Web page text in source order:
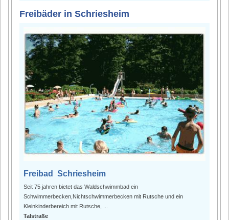
Freibäder in Schriesheim
Freibad Schriesheim
Seit 75 jahren bietet das Waldschwimmbad ein
Schwimmerbecken,Nichtschwimmerbecken mit Rutsche und ein
Kleinkinderbereich mit Rutsche, ...
Talstraße